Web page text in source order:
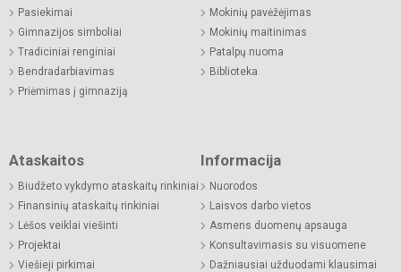
Pasiekimai
Gimnazijos simboliai
Tradiciniai renginiai
Bendradarbiavimas
Priėmimas į gimnaziją
Mokinių pavėžėjimas
Mokinių maitinimas
Patalpų nuoma
Biblioteka
Ataskaitos
Biudžeto vykdymo ataskaitų rinkiniai
Finansinių ataskaitų rinkiniai
Lėšos veiklai viešinti
Projektai
Viešieji pirkimai
Informacija
Nuorodos
Laisvos darbo vietos
Asmens duomenų apsauga
Konsultavimasis su visuomene
Dažniausiai užduodami klausimai